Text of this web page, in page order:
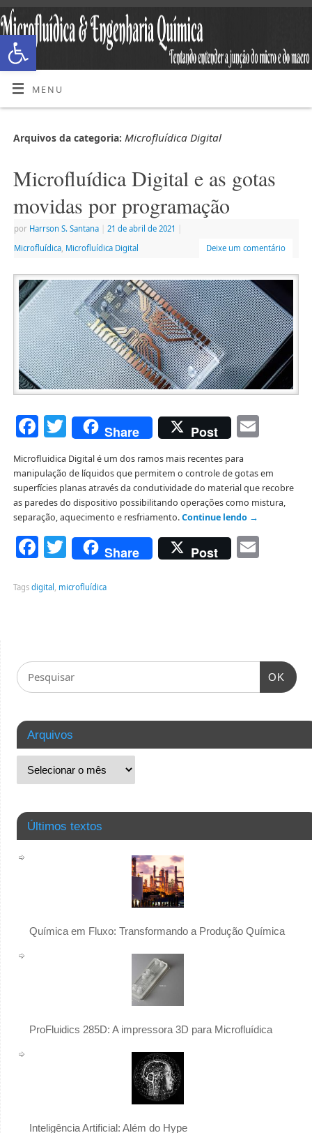
Abrir a barra de ferramentas
MENU
Arquivos da categoria: Microfluídica Digital
Microfluídica Digital e as gotas
movidas por programação
por Harrson S. Santana 21 de abril de 2021
Microfluídica, Microfluídica Digital Deixe um comentário
Facebook
Twitter
Share Post
Microfluidica Digital é um dos ramos mais recentes para
manipulação de líquidos que permitem o controle de gotas em
superfícies planas através da condutividade do material que recobre
as paredes do dispositivo possibilitando operações como mistura,
separação, aquecimento e resfriamento.Continue lendo →
Facebook
Twitter
Share Post
Tags digital , microfluídica
OK
Arquivos
Últimos textos
Química em Fluxo: Transformando a Produção Química
ProFluidics 285D: A impressora 3D para Microfluídica
Inteligência Artificial: Além do Hype